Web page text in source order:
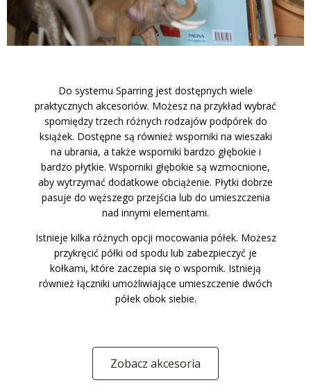
Do systemu Sparring jest dostępnych wiele
praktycznych akcesoriów. Możesz na przykład wybrać
spomiędzy trzech różnych rodzajów podpórek do
książek. Dostępne są również wsporniki na wieszaki
na ubrania, a także wsporniki bardzo głębokie i
bardzo płytkie. Wsporniki głębokie są wzmocnione,
aby wytrzymać dodatkowe obciążenie. Płytki dobrze
pasuje do węższego przejścia lub do umieszczenia
nad innymi elementami.
Istnieje kilka różnych opcji mocowania półek. Możesz
przykręcić półki od spodu lub zabezpieczyć je
kołkami, które zaczepia się o wspornik. Istnieją
również łączniki umożliwiające umieszczenie dwóch
półek obok siebie.
Zobacz akcesoria